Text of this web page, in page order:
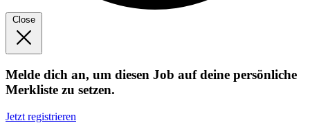
Close
Melde dich an, um diesen Job auf deine persönliche
Merkliste zu setzen.
Jetzt registrieren